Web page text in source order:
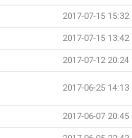
2017-07-15 15:32
2017-07-15 13:42
2017-07-12 20:24
2017-06-25 14:13
2017-06-07 20:45